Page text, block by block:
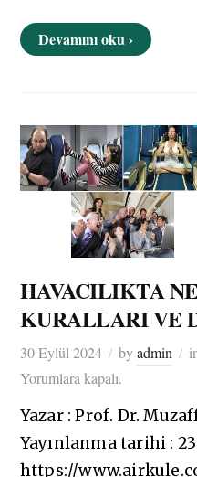
Devamını oku ›
HAVACILIKTA
KURALLARI VE
30 Eylül 2024 byadmin
Yorumlara kapalı.
Yazar : Prof. Dr.
Yayınlanma tarihi :
https://